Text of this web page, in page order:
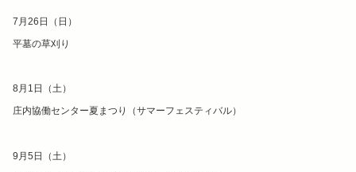
7月26日（日）
平墓の草刈り
8月1日（土）
庄内協働センター夏まつり（サマーフェスティバル）
9月5日（土）